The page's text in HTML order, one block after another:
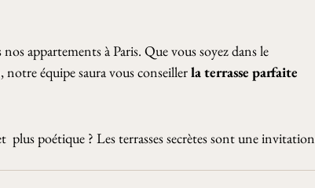
appartements à Paris. Que vous soyez dans le
équipe saura vous conseiller la terrasse parfaite
plus poétique ? Les terrasses secrètes sont une invitation